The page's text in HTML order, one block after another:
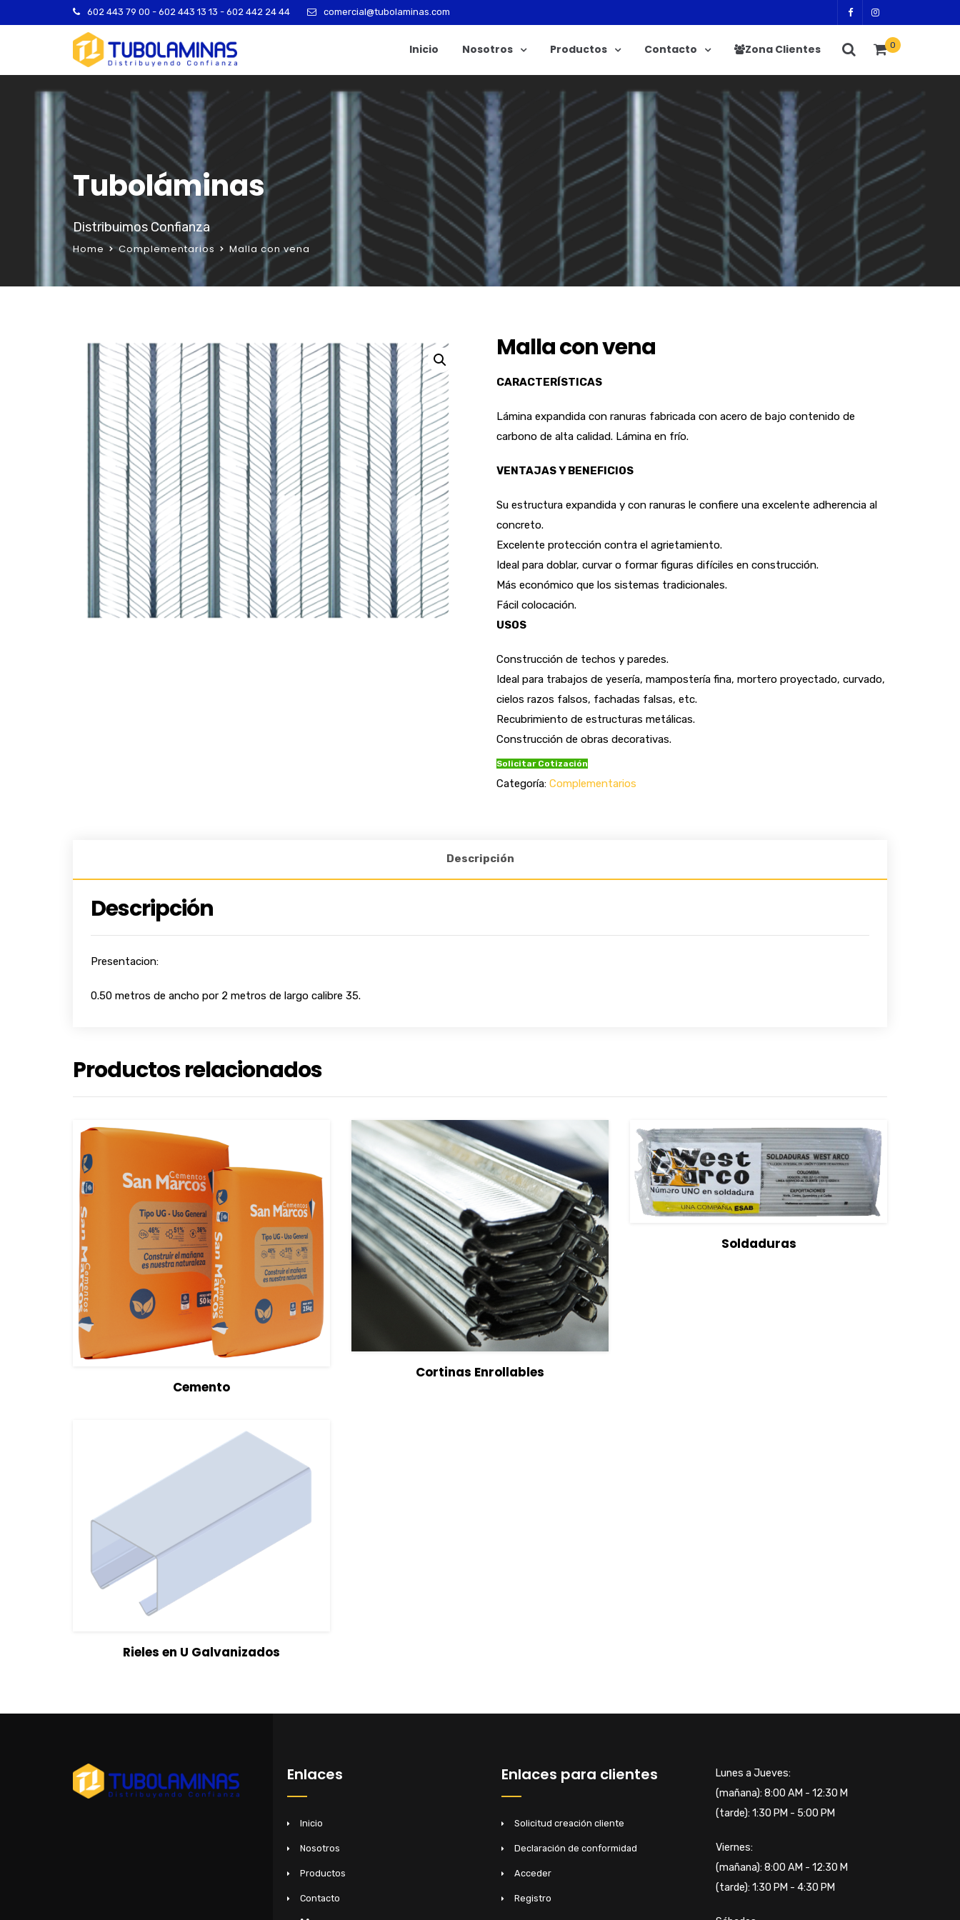
602 443 79 00 - 602 443 13 13 - 602 442 24 44 comercial@tubolaminas.com
0
Inicio Nosotros Productos Contacto Zona Clientes
Tuboláminas
Distribuimos Confianza
Home Complementarios Malla con vena
Malla con vena
CARACTERÍSTICAS
Lámina expandida con ranuras fabricada con acero de bajo contenido de
carbono de alta calidad. Lámina en frío.
VENTAJAS Y BENEFICIOS
Su estructura expandida y con ranuras le confiere una excelente adherencia al
concreto.
Excelente protección contra el agrietamiento.
Ideal para doblar, curvar o formar figuras difíciles en construcción.
Más económico que los sistemas tradicionales.
Fácil colocación.
USOS
Construcción de techos y paredes.
Ideal para trabajos de yesería, mampostería fina, mortero proyectado, curvado,
cielos razos falsos, fachadas falsas, etc.
Recubrimiento de estructuras metálicas.
Construcción de obras decorativas.
Solicitar Cotización
Categoría: Complementarios
Descripción
Descripción
Presentacion:
0.50 metros de ancho por 2 metros de largo calibre 35.
Productos relacionados
Cemento
View Details Seleccionar opciones
Cortinas Enrollables
View DetailsSoldaduras
View Details Seleccionar opciones
Rieles en U Galvanizados
Enlaces
Inicio
Nosotros
Productos
Contacto
Enlaces para clientes
Solicitud creación cliente
Declaración de conformidad
Acceder
Registro
Lunes a Jueves:
(mañana): 8:00 AM - 12:30 M
(tarde): 1:30 PM - 5:00 PM
Viernes:
(mañana): 8:00 AM - 12:30 M
(tarde): 1:30 PM - 4:30 PM